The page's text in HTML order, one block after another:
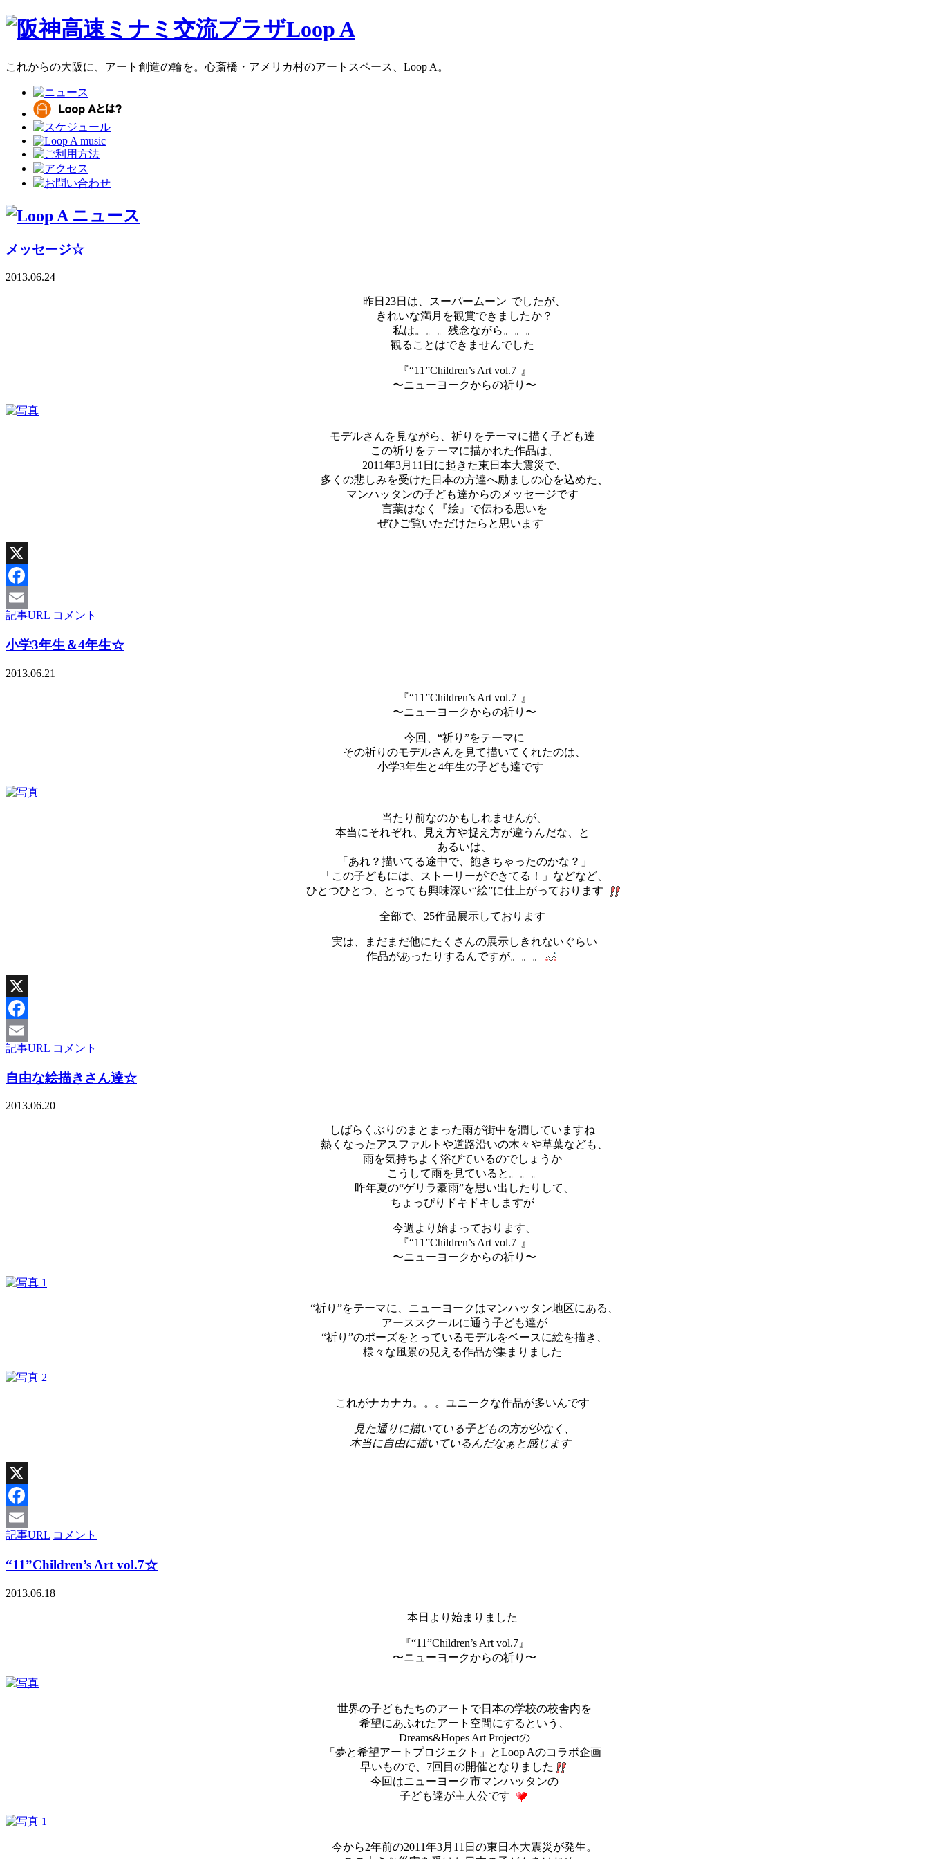
これからの大阪に、アート創造の輪を。心斎橋・アメリカ村のアートスペース、Loop A。
メッセージ☆
2013.06.24
昨日23日は、スーパームーン でしたが、
きれいな満月を観賞できましたか？
私は。。。残念ながら。。。
観ることはできませんでした
『“11”Children’s Art vol.7 』
〜ニューヨークからの祈り〜
モデルさんを見ながら、祈りをテーマに描く子ども達
この祈りをテーマに描かれた作品は、
2011年3月11日に起きた東日本大震災で、
多くの悲しみを受けた日本の方達へ励ましの心を込めた、
マンハッタンの子ども達からのメッセージです
言葉はなく『絵』で伝わる思いを
ぜひご覧いただけたらと思います
X
Facebook
Email
記事URL コメント
小学3年生＆4年生☆
2013.06.21
『“11”Children’s Art vol.7
』
〜ニューヨークからの祈り〜
今回、“祈り”をテーマに
その祈りのモデルさんを見て描いてくれたのは、
小学3年生と4年生の子ども達です
当たり前なのかもしれませんが、
本当にそれぞれ、見え方や捉え方が違うんだな、と
あるいは、
「あれ？描いてる途中で、飽きちゃったのかな？」
「この子どもには、ストーリーができてる！」などなど、
ひとつひとつ、とっても興味深い“絵”に仕上がっております
全部で、25作品展示しております
実は、まだまだ他にたくさんの展示しきれないぐらい
作品があったりするんですが。。。
X
Facebook
Email
記事URL コメント
自由な絵描きさん達☆
2013.06.20
しばらくぶりのまとまった雨が街中を潤していますね
熱くなったアスファルトや道路沿いの木々や草葉なども、
雨を気持ちよく浴びているのでしょうか
こうして雨を見ていると。。。
昨年夏の“ゲリラ豪雨”を思い出したりして、
ちょっぴりドキドキしますが
今週より始まっております、
『“11”Children’s Art vol.7
』
〜ニューヨークからの祈り〜
“祈り”をテーマに、ニューヨークはマンハッタン地区にある、
アーススクールに通う子ども達が
“祈り”のポーズをとっているモデルをベースに絵を描き、
様々な風景の見える作品が集まりました
これがナカナカ。。。ユニークな作品が多いんです
見た通りに描いている子どもの方が少なく、
本当に自由に描いているんだなぁと感じます
X
Facebook
Email
記事URL コメント
“11”Children’s Art vol.7☆
2013.06.18
本日より始まりました
『“11”Children’s Art vol.7』
〜ニューヨークからの祈り〜
世界の子どもたちのアートで日本の学校の校舎内を
希望にあふれたアート空間にするという、
Dreams&Hopes Art Projectの
「夢と希望アートプロジェクト」とLoop Aのコラボ企画
早いもので、7回目の開催となりました
今回はニューヨーク市マンハッタンの
子ども達が主人公です
今から2年前の2011年3月11日の東日本大震災が発生。